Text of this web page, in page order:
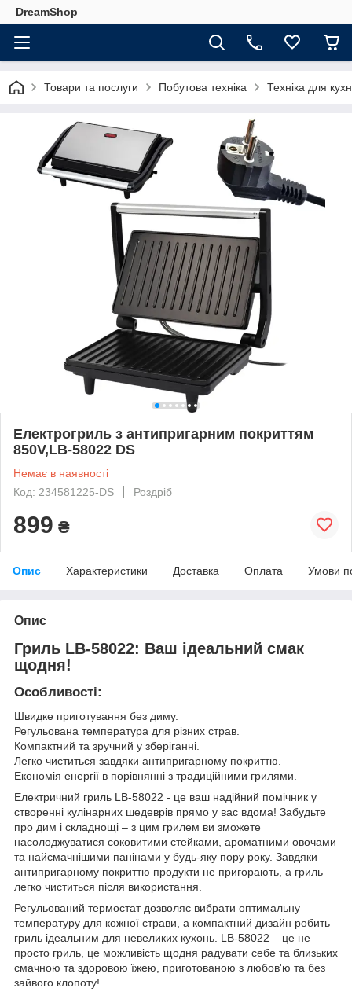
DreamShop
Товари та послуги Побутова техніка Техніка для
Електрогриль з антипригарним покриттям
850V,LB-58022 DS
Немає в наявності
Код: 234581225-DS
Роздріб
899 ₴
Опис Характеристики Доставка Оплата Умови
Опис
Гриль LB-58022: Ваш ідеальний смак
щодня!
Особливості:
Швидке приготування без диму.
Регульована температура для різних страв.
Компактний та зручний у зберіганні.
Легко чиститься завдяки антипригарному покриттю.
Економія енергії в порівнянні з традиційними грилями.
Електричний гриль LB-58022 - це ваш надійний помічник у
створенні кулінарних шедеврів прямо у вас вдома! Забудьте
про дим і складнощі – з цим грилем ви зможете
насолоджуватися соковитими стейками, ароматними овочами
та найсмачнішими панінами у будь-яку пору року. Завдяки
антипригарному покриттю продукти не пригорають, а гриль
легко чиститься після використання.
Регульований термостат дозволяє вибрати оптимальну
температуру для кожної страви, а компактний дизайн робить
гриль ідеальним для невеликих кухонь. LB-58022 – це не
просто гриль, це можливість щодня радувати себе та близьких
смачною та здоровою їжею, приготованою з любов'ю та без
зайвого клопоту!